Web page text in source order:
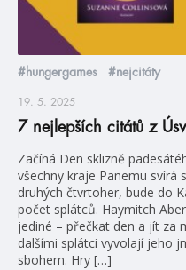
#hungergames #nejcitáty
19. 5. 2025
7 nejlepších citátů z
Začíná Den sklizně
všechny kraje Panemu svírá
druhých čtvrtoher, bude do
počet splátců. Haymitch
jediné – přečkat den a jít za
dalšími splátci vyvolají jeho
sbohem. Hry […]